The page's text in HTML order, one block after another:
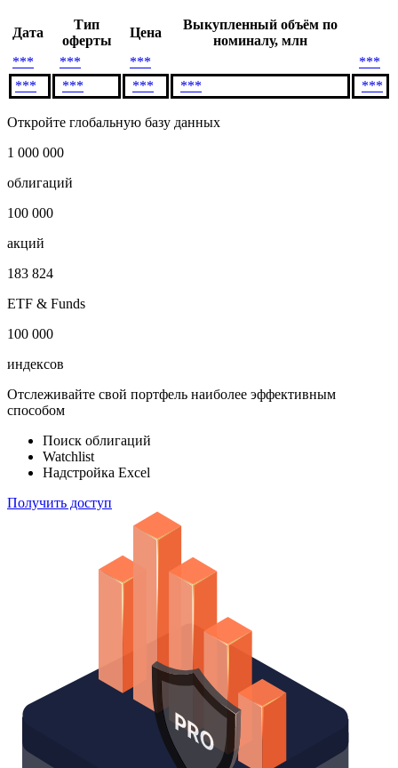
Дата
Тип
оферты
Цена
Выкупленный объём по
номиналу, млн
***
*** ***
***
***
*** *** *** ***
Откройте глобальную базу данных
1 000 000
облигаций
100 000
акций
183 824
ETF & Funds
100 000
индексов
Отслеживайте свой портфель наиболее эффективным
способом
Поиск облигаций
Watchlist
Надстройка Excel
Получить доступ